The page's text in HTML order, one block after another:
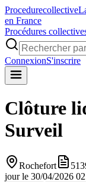
Procedurecollective
en France
Procédures
ConnexionS'inscrire
Clôture
Surveil
Rochefort
jour le 30/04/2026